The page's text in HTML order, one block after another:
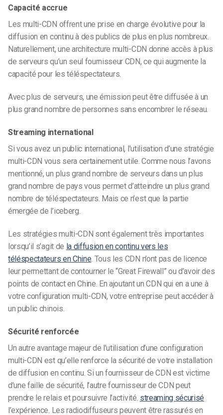
Capacité accrue
Les multi-CDN offrent une prise en charge évolutive pour la
diffusion en continu à des publics de plus en plus nombreux.
Naturellement, une architecture multi-CDN donne accès à plus
de serveurs qu’un seul fournisseur CDN, ce qui augmente la
capacité pour les téléspectateurs.
Avec plus de serveurs, une émission peut être diffusée à un
plus grand nombre de personnes sans encombrer le réseau.
Streaming international
Si vous avez un public international, l’utilisation d’une stratégie
multi-CDN vous sera certainement utile. Comme nous l’avons
mentionné, un plus grand nombre de serveurs dans un plus
grand nombre de pays vous permet d’atteindre un plus grand
nombre de téléspectateurs. Mais ce n’est que la partie
émergée de l’iceberg.
Les stratégies multi-CDN sont également très importantes
lorsqu’il s’agit de la diffusion en continu vers les
téléspectateurs en Chine. Tous les CDN n’ont pas de licence
leur permettant de contourner le “Great Firewall” ou d’avoir des
points de contact en Chine. En ajoutant un CDN qui en a une à
votre configuration multi-CDN, votre entreprise peut accéder à
un public chinois.
Sécurité renforcée
Un autre avantage majeur de l’utilisation d’une configuration
multi-CDN est qu’elle renforce la sécurité de votre installation
de diffusion en continu. Si un fournisseur de CDN est victime
d’une faille de sécurité, l’autre fournisseur de CDN peut
prendre le relais et poursuivre l’activité. streaming sécurisé
l’expérience. Les radiodiffuseurs peuvent être rassurés en